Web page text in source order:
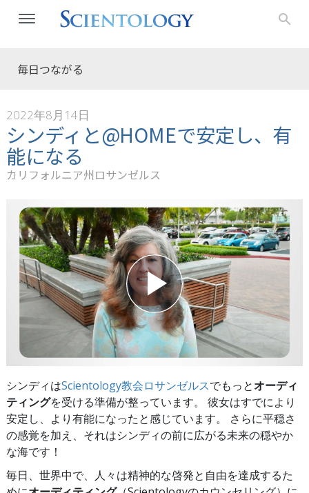
毎日つながる
2022年8月14日
シンディと@HOMEで安定し、有
能になる
カリフォルニア州ロサンゼルス
シンディはScientology教会ロサンゼルスでもっとオーディ
ティングを受ける準備が整っています。 彼女はすでにより
安定し、より有能になったと感じています。 さらに平穏さ
の感覚を加え、それはシンディの前に広がる未来の穏やか
な海です！
毎日、世界中で、人々は精神的な啓発と自由を達成するた